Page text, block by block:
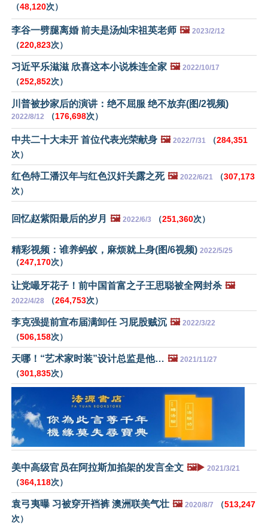
（48,120次）
李谷一劈腿离婚 前夫是汤灿宋祖英老师 🖼️ 2023/2/12
（220,823次）
习近平乐滋滋 欣喜这本小说株连全家 🖼️ 2022/10/17
（252,852次）
川普被抄家后的演讲：绝不屈服 绝不放弃(图/2视频)
2022/8/12 （176,698次）
中共二十大未开 首位代表光荣献身 🖼️ 2022/7/31 （284,351
次）
红色特工潘汉年与红色汉奸关露之死 🖼️ 2022/6/21 （307,173
次）
回忆赵紫阳最后的岁月 🖼️ 2022/6/3 （251,360次）
精彩视频：谁养蚂蚁，麻烦就上身(图/6视频) 2022/5/25
（247,170次）
让党嘬牙花子！前中国首富之子王思聪被全网封杀 🖼️
2022/4/28 （264,753次）
李克强提前宣布届满卸任 习屁股贼沉 🖼️ 2022/3/22
（506,158次）
天哪！“艺术家时装”设计总监是他… 🖼️ 2021/11/27
（301,835次）
美中高级官员在阿拉斯加掐架的发言全文 🖼️▶️ 2021/3/21
（364,118次）
袁弓夷曝 习被穿开裆裤 澳洲联美气壮 🖼️ 2020/8/7 （513,247
次）